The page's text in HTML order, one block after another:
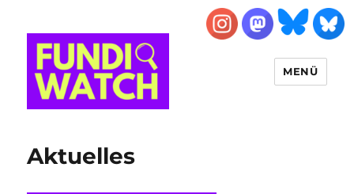
MENÜ
Aktuelles